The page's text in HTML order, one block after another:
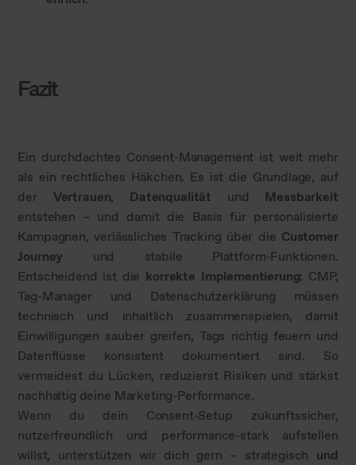
Fazit
Ein durchdachtes Consent-Management ist weit mehr
als ein rechtliches Häkchen. Es ist die Grundlage, auf
der Vertrauen, Datenqualität und Messbarkeit
entstehen – und damit die Basis für personalisierte
Kampagnen, verlässliches Tracking über die Customer
Journey und stabile Plattform-Funktionen.
Entscheidend ist die korrekte Implementierung: CMP,
Tag-Manager und Datenschutzerklärung müssen
technisch und inhaltlich zusammenspielen, damit
Einwilligungen sauber greifen, Tags richtig feuern und
Datenflüsse konsistent dokumentiert sind. So
vermeidest du Lücken, reduzierst Risiken und stärkst
nachhaltig deine Marketing-Performance.
Wenn du dein Consent-Setup zukunftssicher,
nutzerfreundlich und performance-stark aufstellen
willst, unterstützen wir dich gern – strategisch und